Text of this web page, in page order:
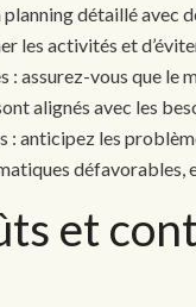
détaillé avec
les activités et
assurez-vous que le
alignés avec les
anticipez les
défavorables,
et